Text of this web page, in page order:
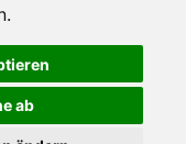
ab Computer zu speichern.
andere helfen uns dabei, das